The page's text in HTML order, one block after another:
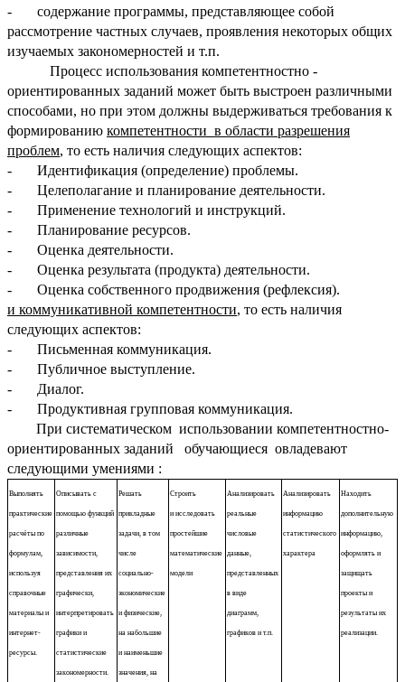
- содержание программы, представляющее собой
рассмотрение частных случаев, проявления некоторых общих
изучаемых закономерностей и т.п.
Процесс использования компетентностно -
ориентированных заданий может быть выстроен различными
способами, но при этом должны выдерживаться требования к
формированию компетентности в области разрешения
проблем, то есть наличия следующих аспектов:
- Идентификация (определение) проблемы.
- Целеполагание и планирование деятельности.
- Применение технологий и инструкций.
- Планирование ресурсов.
- Оценка деятельности.
- Оценка результата (продукта) деятельности.
- Оценка собственного продвижения (рефлексия).
и коммуникативной компетентности, то есть наличия
следующих аспектов:
- Письменная коммуникация.
- Публичное выступление.
- Диалог.
- Продуктивная групповая коммуникация.
При систематическом использовании компетентностно-
ориентированных заданий обучающиеся овладевают
следующими умениями :
Выполнять
практические
расчёты по
формулам,
используя
справочные
материалы и
интернет-
ресурсы.
Описывать с
помощью функций
различные
зависимости,
представления их
графически,
интерпретировать
графики и
статистические
закономерности.
Решать
прикладные
задачи, в том
числе
социально-
экономические
и физические,
на набольшие
и наименьшие
значения, на
Строить
и исследовать
простейшие
математические
модели
Анализировать
реальные
числовые
данные,
представленных
в виде
диаграмм,
графиков и т.п.
Анализировать
информацию
статистического
характера
Находить
дополнительную
информацию,
оформлять и
защищать
проекты и
результаты их
реализации.